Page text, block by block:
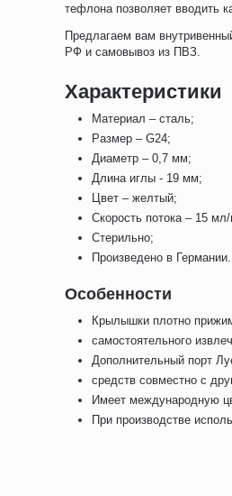
тефлона позволяет вводить
Предлагаем вам
РФ и самовывоз из ПВЗ.
Характеристики
Материал – сталь;
Размер – G24;
Диаметр – 0,7 мм;
Длина иглы - 19 мм;
Цвет – желтый;
Скорость потока – 15
Стерильно;
Произведено в Германии.
Особенности
Крылышки плотно
самостоятельного
Дополнительный порт
средств совместно с
Имеет международную
При производстве